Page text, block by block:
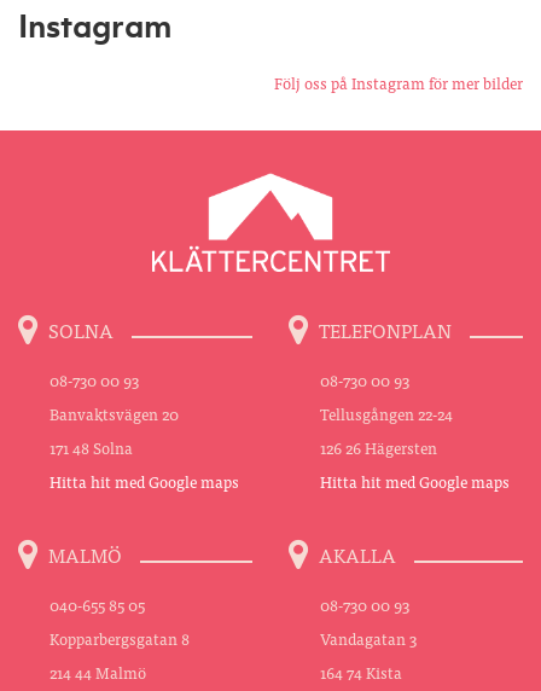
Instagram
Följ oss på Instagram för mer bilder
SOLNA
08-730 00 93
Banvaktsvägen 20
171 48 Solna
Hitta hit med Google maps
TELEFONPLAN
08-730 00 93
Tellusgången 22-24
126 26 Hägersten
Hitta hit med Google maps
MALMÖ
040-655 85 05
Kopparbergsgatan 8
214 44 Malmö
AKALLA
08-730 00 93
Vandagatan 3
164 74 Kista